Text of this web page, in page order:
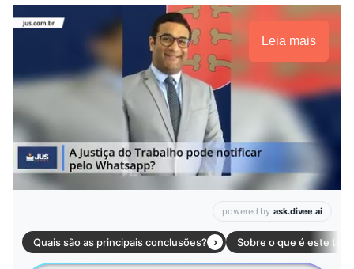
Leia mais